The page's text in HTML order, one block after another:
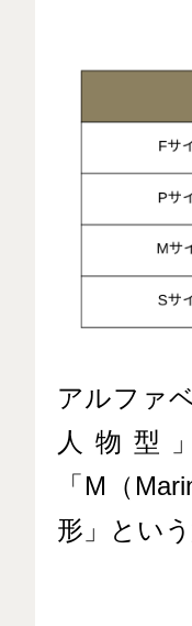
アルファ
人物型
「M（
形」とい